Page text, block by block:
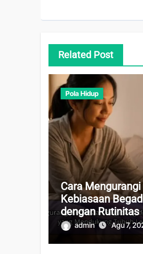
Related Post
Pola Hidup
Cara Mengurangi
Kebiasaan
dengan Rutinitas
Malam yang
admin Agu 7,